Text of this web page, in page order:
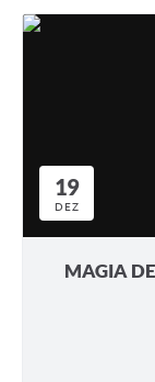
19
DEZ
MAGIA